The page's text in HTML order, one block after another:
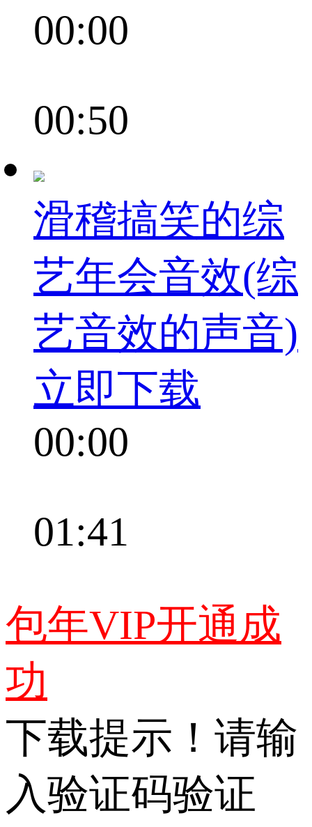
00:00
00:50
滑稽搞笑的综
艺年会音效(综
艺音效的声音)
立即下载
00:00
01:41
包年VIP开通成
功
下载提示！请输
入验证码验证